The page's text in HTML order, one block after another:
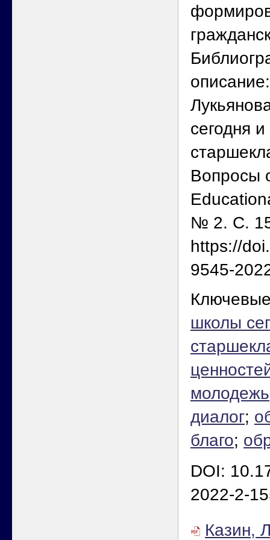
сегодня
Вопросы
№ 2. С.
https://
9545-
школы
молодежь
диалог;
благо;
DOI:
2022-2-
Казин,